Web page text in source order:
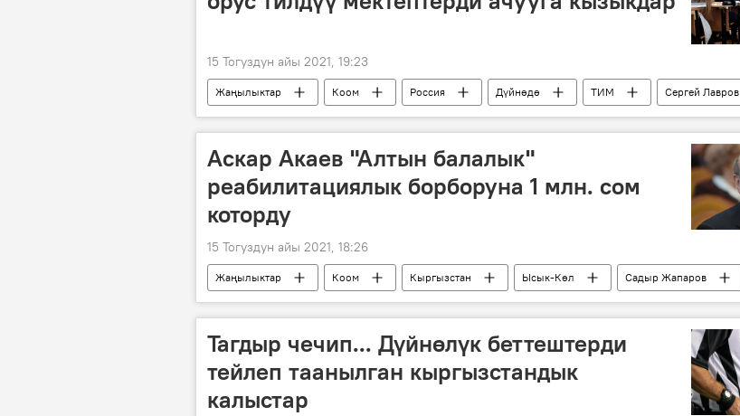
15 Тогуздун айы 2021, 19:23
Жаңылыктар Коом Россия Дүйнөдө ТИМ
Сергей Лавров
мектеп
өнөктөштөр Өзбекстан Тажикстан Армения
Аскар Акаев "Алтын балалык"
реабилитациялык борборуна 1 млн. сом
которду
15 Тогуздун айы 2021, 18:26
Жаңылыктар Коом Кыргызстан Ысык-Көл
Садыр Жапаров
Аскар Акаев
кайрымдуулук "Алтын балалык" реабилитациялык балдар борбору
Тагдыр чечип... Дүйнөлүк беттештерди
тейлеп таанылган кыргызстандык
калыстар